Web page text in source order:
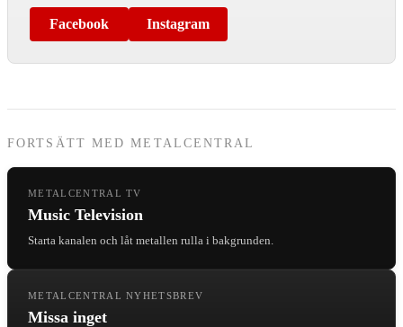
Facebook Instagram
FORTSÄTT MED METALCENTRAL
METALCENTRAL TV
Music Television
Starta kanalen och låt metallen rulla i bakgrunden.
METALCENTRAL NYHETSBREV
Missa inget